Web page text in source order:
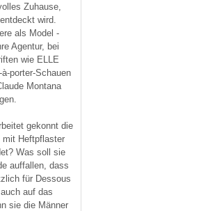
Zuhause,
wird.
als Model -
Agentur, bei
wie ELLE
porter-Schauen
Montana
gekonnt die
mit Heftpflaster
Was soll sie
auffallen, dass
für Dessous
auf das
sie die Männer